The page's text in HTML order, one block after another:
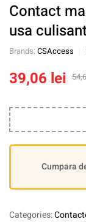
Contact
usa
Brands: CSAccess
39,06 lei
Cumpara
Categories: